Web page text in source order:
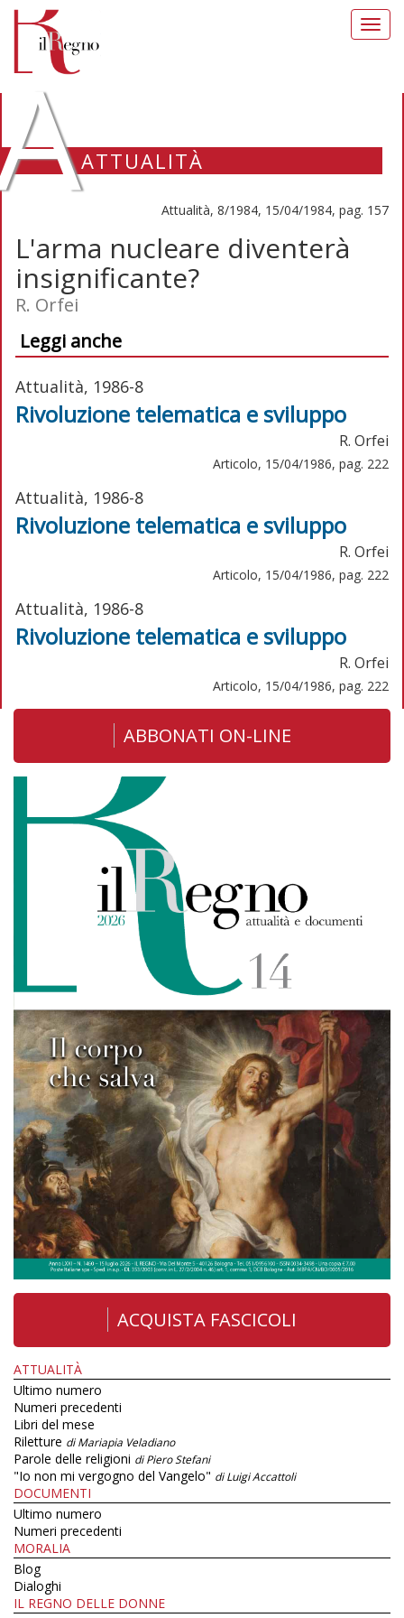
ATTUALITÀ
Attualità, 8/1984, 15/04/1984, pag. 157
L'arma nucleare diventerà
insignificante?
R. Orfei
Leggi anche
Attualità, 1986-8
Rivoluzione telematica e sviluppo
R. Orfei
Articolo, 15/04/1986, pag. 222
Attualità, 1986-8
Rivoluzione telematica e sviluppo
R. Orfei
Articolo, 15/04/1986, pag. 222
Attualità, 1986-8
Rivoluzione telematica e sviluppo
R. Orfei
Articolo, 15/04/1986, pag. 222
ABBONATI ON-LINE
ACQUISTA FASCICOLI
ATTUALITÀ
Ultimo numero
Numeri precedenti
Libri del mese
Riletture di Mariapia Veladiano
Parole delle religioni di Piero Stefani
"Io non mi vergogno del Vangelo" di Luigi Accattoli
DOCUMENTI
Ultimo numero
Numeri precedenti
MORALIA
Blog
Dialoghi
IL REGNO DELLE DONNE